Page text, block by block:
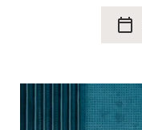
calendar_today